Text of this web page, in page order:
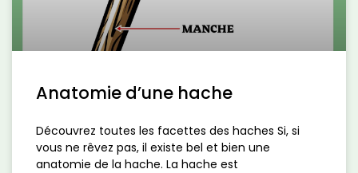
Anatomie d’une hache
Découvrez toutes les facettes des haches Si, si
vous ne rêvez pas, il existe bel et bien une
anatomie de la hache. La hache est